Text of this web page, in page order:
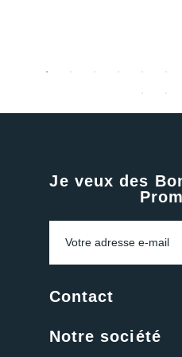
Je veux des
Contact
Notre société